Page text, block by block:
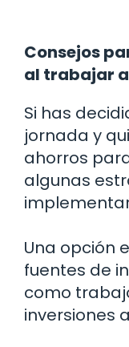
Consejos
al trabajar
Si has
jornada y
ahorros
algunas
Una opción
fuentes de
como
inversiones